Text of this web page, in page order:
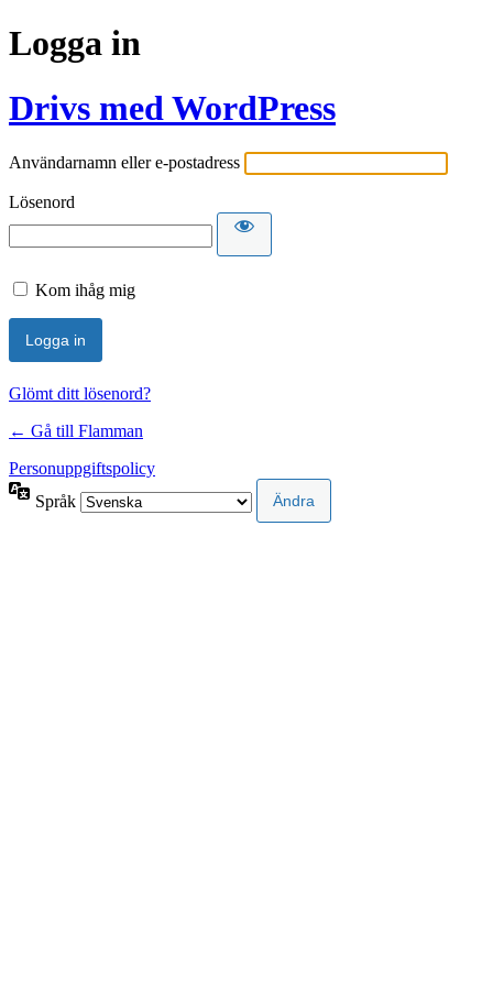
Logga in
Drivs med WordPress
Användarnamn eller e-postadress
Lösenord
Kom ihåg mig
Glömt ditt lösenord?
← Gå till Flamman
Personuppgiftspolicy
Språk